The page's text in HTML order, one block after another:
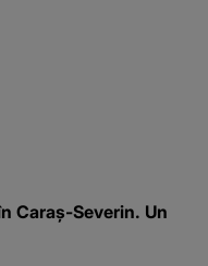
Caraș-Severin. Un